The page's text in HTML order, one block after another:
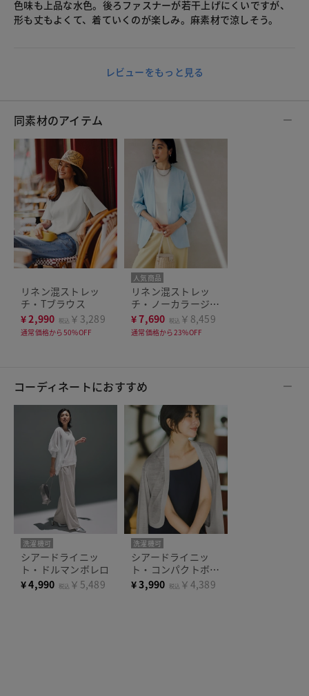
色味も上品な水色。後ろファスナーが若干上げにくいですが、
形も丈もよくて、着ていくのが楽しみ。麻素材で涼しそう。
レビューをもっと見る
同素材のアイテム
リネン混ストレッ
チ・Tブラウス
¥2,990 税込 ￥3,289
通常価格から50%OFF
人気商品
リネン混ストレッ
チ・ノーカラージャ
ケット
¥7,690 税込 ￥8,459
通常価格から23%OFF
コーディネートにおすすめ
洗濯機可
シアードライニッ
ト・ドルマンボレロ
¥4,990 税込 ￥5,489
洗濯機可
シアードライニッ
ト・コンパクトボレ
ロ
¥3,990 税込 ￥4,389